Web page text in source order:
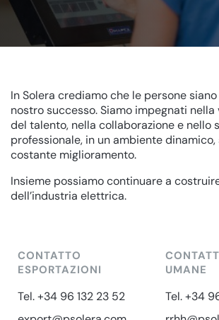
In Solera crediamo che le persone
nostro successo. Siamo impegnati nella
del talento, nella collaborazione e nello
professionale, in un ambiente dinamico,
costante miglioramento.
Insieme possiamo continuare a
dell’industria elettrica.
CONTATTO
ESPORTAZIONI
Tel. +34 96 132 23 52
UMANE
Tel. +34